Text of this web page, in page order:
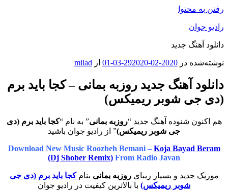
رفتن به محتوا
رادیو جوان
دانلود آهنگ جدید
نوشته‌شده در 2020-02-29
2020-03-01 از milad
دانلود آهنگ جدید روزبه بمانی – کجا باید برم
(دی جی شوبر ریمیکس)
هم اکنون شنوده آهنگ جدید “روزبه بمانی” به نام “کجا باید برم (دی
جی شوبر ریمیکس)” از رادیو جوان باشید
Download New Music Roozbeh Bemani – Koja Bayad Beram
(Dj Shober Remix) From Radio Javan
موزیک جدید و بسیار زیبای روزبه بمانی بنام کجا باید برم (دی جی
شوبر ریمیکس) با بالاترین کیفیت در رادیو جوان